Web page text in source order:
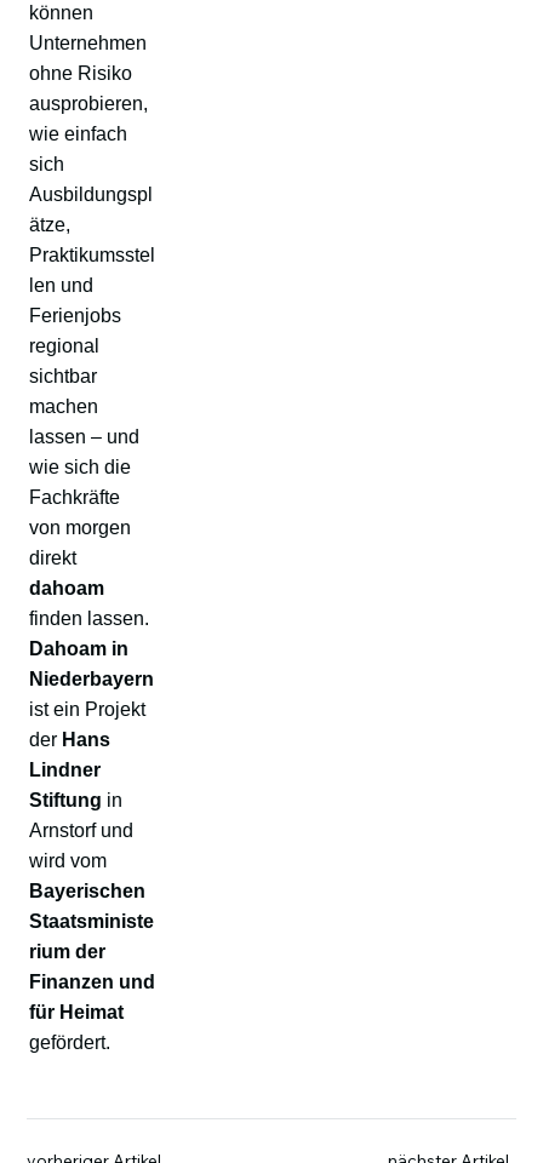
können
Unternehmen
ohne Risiko
ausprobieren,
wie einfach
sich
Ausbildungspl
ätze,
Praktikumsstel
len und
Ferienjobs
regional
sichtbar
machen
lassen – und
wie sich die
Fachkräfte
von morgen
direkt
dahoam
finden lassen.
Dahoam in
Niederbayern
ist ein Projekt
der Hans
Lindner
Stiftung in
Arnstorf und
wird vom
Bayerischen
Staatsministe
rium der
Finanzen und
für Heimat
gefördert.